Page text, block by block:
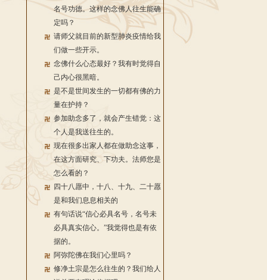
名号功德。这样的念佛人往生能确
定吗？
请师父就目前的新型肺炎疫情给我
们做一些开示。
念佛什么心态最好？我有时觉得自
己内心很黑暗。
是不是世间发生的一切都有佛的力
量在护持？
参加助念多了，就会产生错觉：这
个人是我送往生的。
现在很多出家人都在做助念这事，
在这方面研究、下功夫。法师您是
怎么看的？
四十八愿中，十八、十九、二十愿
是和我们息息相关的
有句话说“信心必具名号，名号未
必具真实信心。”我觉得也是有依
据的。
阿弥陀佛在我们心里吗？
修净土宗是怎么往生的？我们给人